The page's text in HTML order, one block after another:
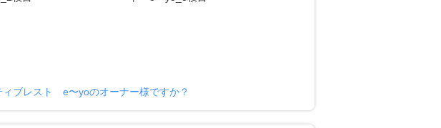
ブレスト e〜yoのオーナー様ですか？